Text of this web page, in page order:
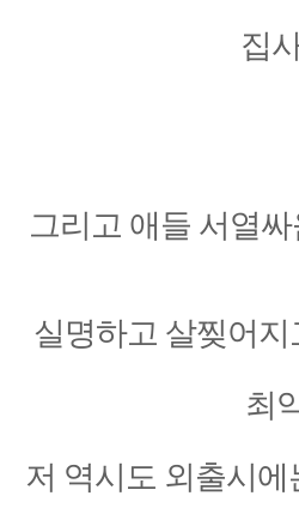
집
그리고 애들 서열
실명하고 살찢어
최
저 역시도 외출시